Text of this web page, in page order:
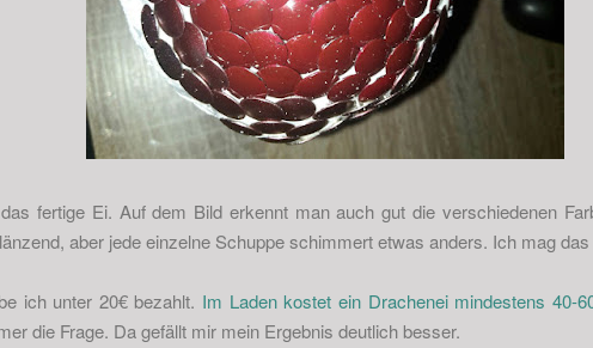
fertige Ei. Auf dem Bild erkennt man auch gut die verschiedenen
aber jede einzelne Schuppe schimmert etwas anders. Ich mag
ich unter 20€ bezahlt. Im Laden kostet ein Drachenei mindestens 40-
die Frage. Da gefällt mir mein Ergebnis deutlich besser.